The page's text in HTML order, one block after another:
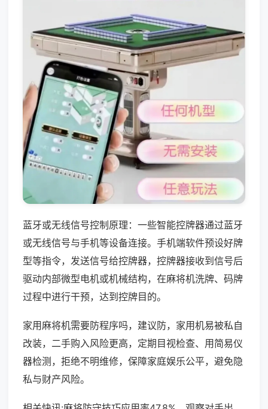
蓝牙或无线信号控制原理：一些智能控牌器通过蓝牙
或无线信号与手机等设备连接。手机端软件预设好牌
型等指令，发送信号给控牌器，控牌器接收到信号后
驱动内部微型电机或机械结构，在麻将机洗牌、码牌
过程中进行干预，达到控牌目的。
家用麻将机需要防程序吗，建议防，家用机易被私自
改装，二手购入风险更高，定期目视检查、用简易仪
器检测，拒绝不明维修，保障家庭娱乐公平，避免隐
私与财产风险。